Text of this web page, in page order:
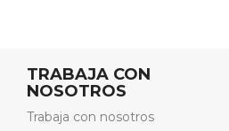
TRABAJA CON
NOSOTROS
Trabaja con nosotros